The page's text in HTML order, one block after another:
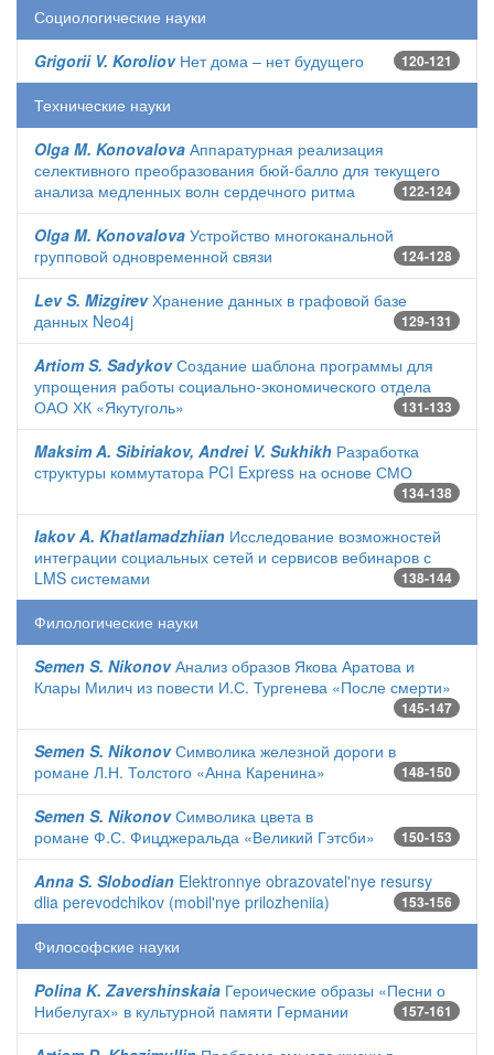
Социологические науки
Grigorii V. KoroliovНет дома – нет будущего 120-121
Технические науки
Olga M. Konovalova Аппаратурная реализация
селективного преобразования бюй-балло для текущего
анализа медленных волн сердечного ритма
122-124
Olga M. Konovalova Устройство многоканальной
групповой одновременной связи
124-128
Lev S. MizgirevХранение данных в графовой базе
данных Neo4j
129-131
Artiom S. SadykovСоздание шаблона программы для
упрощения работы социально-экономического отдела
ОАО ХК «Якутуголь»
131-133
Maksim A. Sibiriakov, Andrei V. Sukhikh Разработка
структуры коммутатора PCI Express на основе СМО
134-138
Iakov A. Khatlamadzhiian Исследование возможностей
интеграции социальных сетей и сервисов вебинаров с
LMS системами
138-144
Филологические науки
Semen S. NikonovАнализ образов Якова Аратова и
Клары Милич из повести И.С. Тургенева «После смерти»
145-147
Semen S. NikonovСимволика железной дороги в
романе Л.Н. Толстого «Анна Каренина»
148-150
Semen S. NikonovСимволика цвета в
романе Ф.С. Фицджеральда «Великий Гэтсби»
150-153
Anna S. Slobodian Elektronnye obrazovatel'nye resursy
dlia perevodchikov (mobil'nye prilozheniia)
153-156
Философские науки
Polina K. Zavershinskaia Героические образы «Песни о
Нибелугах» в культурной памяти Германии
157-161